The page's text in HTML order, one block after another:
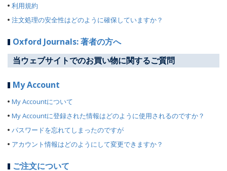
利用規約
注文処理の安全性はどのように確保していますか？
Oxford Journals: 著者の方へ
当ウェブサイトでのお買い物に関するご質問
My Account
My Accountについて
My Accountに登録された情報はどのように使用されるのですか？
パスワードを忘れてしまったのですが
アカウント情報はどのようにして変更できますか？
ご注文について